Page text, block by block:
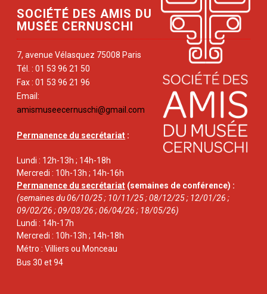
SOCIÉTÉ DES AMIS DU
MUSÉE CERNUSCHI
7, avenue Vélasquez 75008 Paris
Tél. : 01 53 96 21 50
Fax : 01 53 96 21 96
Email:
amismuseecernuschi@gmail.com
Permanence du secrétariat :
Lundi : 12h-13h ; 14h-18h
Mercredi : 10h-13h ; 14h-16h
Permanence du secrétariat (semaines de conférence) :
(semaines du 06/10/25 ; 10/11/25 ; 08/12/25 ; 12/01/26 ;
09/02/26 ; 09/03/26 ; 06/04/26 ; 18/05/26)
Lundi : 14h-17h
Mercredi : 10h-13h ; 14h-18h
Métro : Villiers ou Monceau
Bus 30 et 94